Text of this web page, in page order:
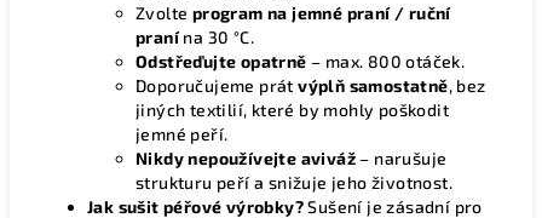
Zvolte program na jemné praní / ruční
pranína 30 °C.
Odstřeďujte opatrně – max. 800 otáček.
Doporučujeme prátvýplň samostatně, bez
jiných textilií, které by mohly poškodit
jemné peří.
Nikdy nepoužívejte aviváž – narušuje
strukturu peří a snižuje jeho životnost.
Jak sušit péřové výrobky?Sušení je zásadní pro